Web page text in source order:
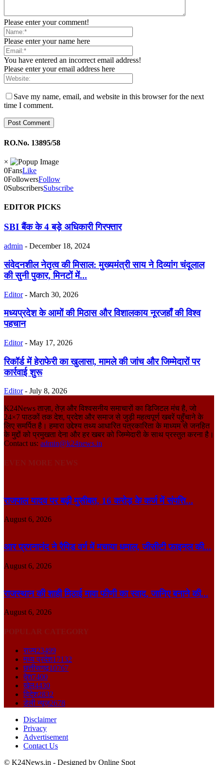
Please enter your comment!
Please enter your name here
You have entered an incorrect email address!
Please enter your email address here
Save my name, email, and website in this browser for the next
time I comment.
RO.No. 13895/58
×
0FansLike
0FollowersFollow
0SubscribersSubscribe
EDITOR PICKS
SBI बैंक के 4 बड़े अधिकारी गिरफ्तार
admin - December 18, 2024
संवेदनशील नेतृत्व की मिसाल: मुख्यमंत्री साय ने दिव्यांग चंदूलाल
की सुनी पुकार, मिनटों में...
Editor - March 30, 2026
मध्यप्रदेश के आमों की मिठास और विशालकाय नूरजहाँ की विश्व
पहचान
Editor - May 17, 2026
रिकॉर्ड में हेराफेरी का खुलासा, मामले की जांच और जिम्मेदारों पर
कार्रवाई शुरू
Editor - July 8, 2026
K24News ताज़ा, तेज़ और विश्वसनीय समाचारों का डिजिटल मंच है, जो
24×7 पाठकों तक देश, प्रदेश और समाज से जुड़ी महत्वपूर्ण खबरें पहुँचाने के
लिए समर्पित है। हमारा उद्देश्य तथ्य आधारित पत्रकारिता के माध्यम से जनहित
के मुद्दों को प्रमुखता देना और हर खबर को जिम्मेदारी के साथ प्रस्तुत करना है।
Contact us: admin@k24news.in
राजपाल यादव पर बढ़ी मुसीबत, 16 करोड़ के कर्ज में संपत्ति...
August 6, 2026
आर प्रगनानंद ने रैपिड वर्ग में मचाया धमाल, जीसीटी फाइनल की...
August 6, 2026
राजस्थान की शाही मिठाई मावा फीणी का स्वाद, जानिए बनाने की...
August 6, 2026
राज्य23499
मध्य प्रदेश17132
छत्तीसगढ़10767
देश7400
खेल4430
विदेश2832
डेली न्यूज़2678
Disclaimer
Privacy
Advertisement
Contact Us
© K24News.in - Designed by Online Spot